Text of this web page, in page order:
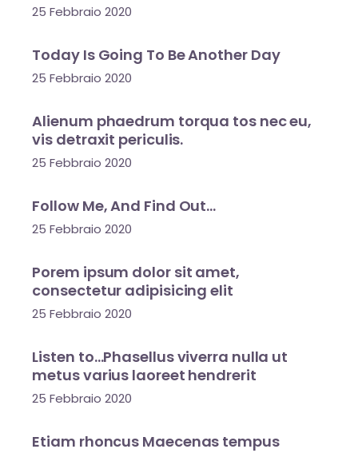
25 Febbraio 2020
Today Is Going To Be Another Day
25 Febbraio 2020
Alienum phaedrum torqua tos nec eu,
vis detraxit periculis.
25 Febbraio 2020
Follow Me, And Find Out…
25 Febbraio 2020
Porem ipsum dolor sit amet,
consectetur adipisicing elit
25 Febbraio 2020
Listen to…Phasellus viverra nulla ut
metus varius laoreet hendrerit
25 Febbraio 2020
Etiam rhoncus Maecenas tempus